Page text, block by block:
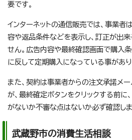
要です。
インターネットの通信販売では、事業者
容や返品条件などを表示し、訂正が出
せん。広告内容や最終確認画面で購入
に反して定期購入になっている事があり
また、契約は事業者からの注文承諾メ
が、最終確定ボタンをクリックする前に
がないか不審な点はないか必ず確認しま
武蔵野市の消費生活相談